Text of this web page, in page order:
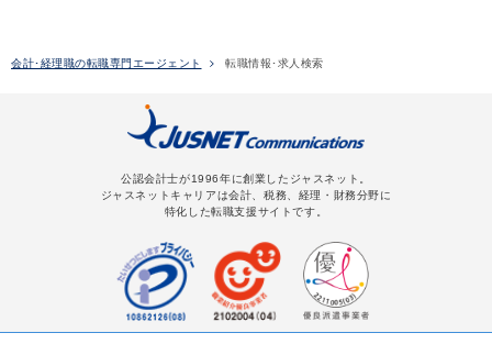
会計･経理職の転職専門エージェント 転職情報･求人検索
公認会計士が1996年に創業したジャスネット。
ジャスネットキャリアは会計、税務、経理・財務分野に
特化した転職支援サイトです。